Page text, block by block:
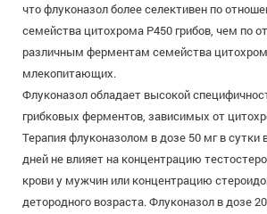
что флуконазол более селективен по
семейства цитохрома P450 грибов, чем по
различным ферментам семейства
млекопитающих.
Флуконазол обладает высокой
грибковых ферментов, зависимых от
Терапия флуконазолом в дозе 50 мг в сутки
дней не влияет на концентрацию
крови у мужчин или концентрацию
детородного возраста. Флуконазол в дозе